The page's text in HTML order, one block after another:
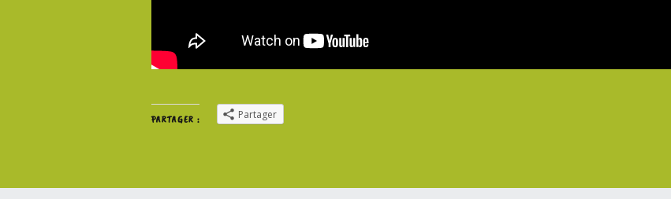
PARTAGER : Partager